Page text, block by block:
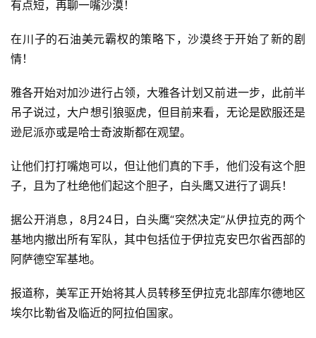
有点短，再聊一嘴沙漠！
在川子的石油美元霸权的策略下，沙漠终于开始了新的剧
情！
雅各开始对加沙进行占领，大雅各计划又前进一步，此前半
吊子说过，大户想引狼驱虎，但目前来看，无论是欧服还是
逊尼派亦或是哈士奇波斯都在观望。
让他们打打嘴炮可以，但让他们真的下手，他们没有这个胆
子，且为了杜绝他们起这个胆子，白头鹰又进行了调兵！
据公开消息，8月24日，白头鹰“突然决定”从伊拉克的两个
基地内撤出所有军队，其中包括位于伊拉克安巴尔省西部的
阿萨德空军基地。
报道称，美军正开始将其人员转移至伊拉克北部库尔德地区
埃尔比勒省及临近的阿拉伯国家。